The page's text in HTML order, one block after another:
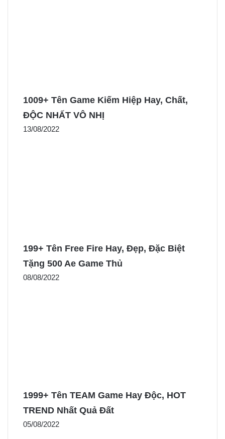
1009+ Tên Game Kiếm Hiệp Hay, Chất,
ĐỘC NHẤT VÔ NHỊ
13/08/2022
199+ Tên Free Fire Hay, Đẹp, Đặc Biệt
Tặng 500 Ae Game Thủ
08/08/2022
1999+ Tên TEAM Game Hay Độc, HOT
TREND Nhất Quả Đất
05/08/2022